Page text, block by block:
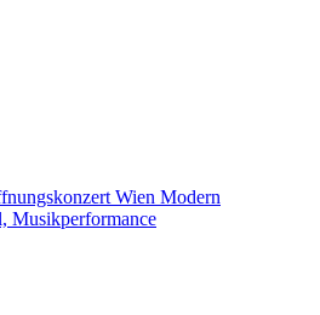
Wien Modern
Musikperformance